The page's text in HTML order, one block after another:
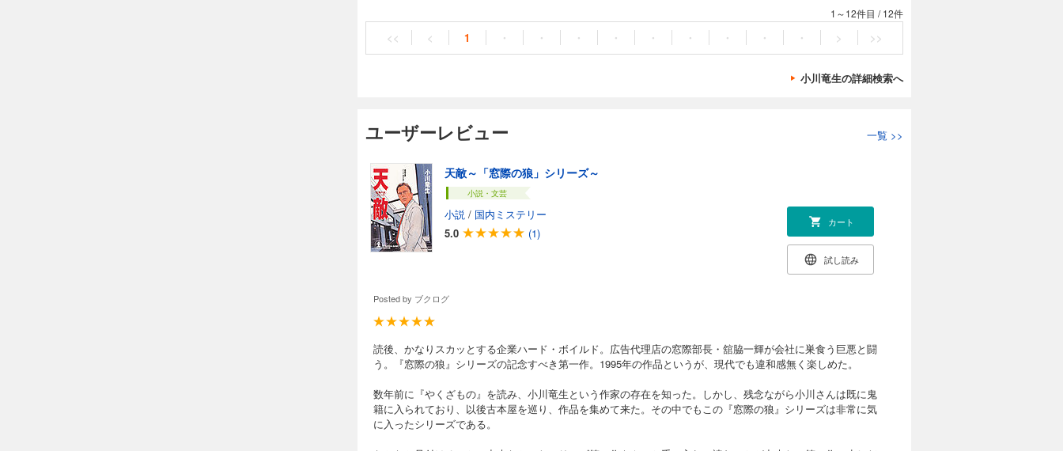
1～12件目 /12件
<< < 1 ・ ・ ・ ・ ・ ・ ・ ・ ・ > >>
小川竜生の詳細検索へ
ユーザーレビュー 一覧 >>
天敵～「窓際の狼」シリーズ～
小説・文芸
小説 / 国内ミステリー
5.0
(1)
カート
試し読み
Posted by ブクログ
読後、かなりスカッとする企業ハード・ボイルド。広告代理店の窓際部長・舘脇一輝が会社に巣食う巨悪と闘
う。『窓際の狼』シリーズの記念すべき第一作。1995年の作品というが、現代でも違和感無く楽しめた。
数年前に『やくざもの』を読み、小川竜生という作家の存在を知った。しかし、残念ながら小川さんは既に鬼
籍に入られており、以後古本屋を巡り、作品を集めて来た。その中でもこの『窓際の狼』シリーズは非常に気
に入ったシリーズである。